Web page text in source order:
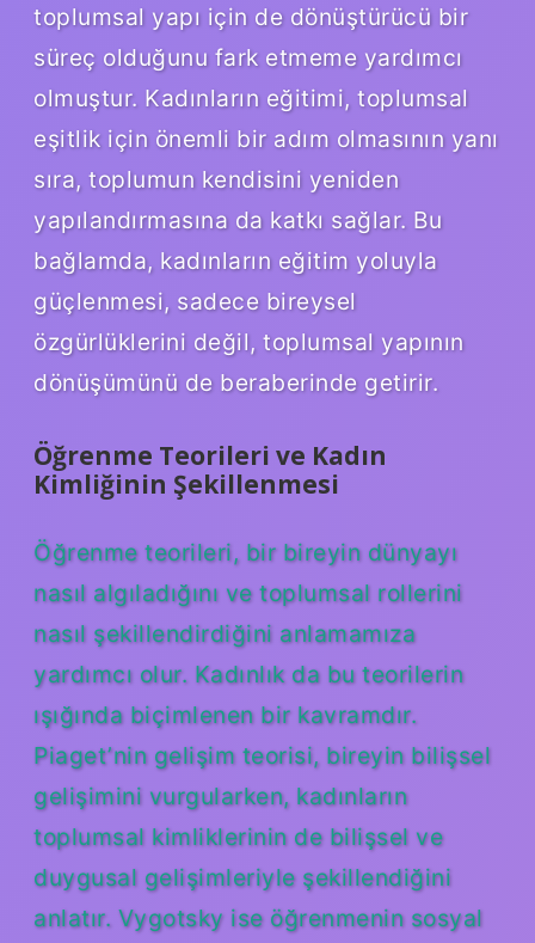
toplumsal yapı için de dönüştürücü bir
süreç olduğunu fark etmeme yardımcı
olmuştur. Kadınların eğitimi, toplumsal
eşitlik için önemli bir adım olmasının yanı
sıra, toplumun kendisini yeniden
yapılandırmasına da katkı sağlar. Bu
bağlamda, kadınların eğitim yoluyla
güçlenmesi, sadece bireysel
özgürlüklerini değil, toplumsal yapının
dönüşümünü de beraberinde getirir.
Öğrenme Teorileri ve Kadın
Kimliğinin Şekillenmesi
Öğrenme teorileri, bir bireyin dünyayı
nasıl algıladığını ve toplumsal rollerini
nasıl şekillendirdiğini anlamamıza
yardımcı olur. Kadınlık da bu teorilerin
ışığında biçimlenen bir kavramdır.
Piaget’nin gelişim teorisi, bireyin bilişsel
gelişimini vurgularken, kadınların
toplumsal kimliklerinin de bilişsel ve
duygusal gelişimleriyle şekillendiğini
anlatır. Vygotsky ise öğrenmenin sosyal